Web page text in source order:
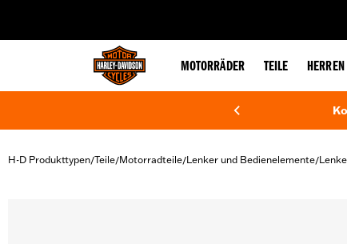
MOTORRÄDER TEILE HERREN
H-D Produkttypen/Teile/Motorradteile/Lenker und Bedienelemente/